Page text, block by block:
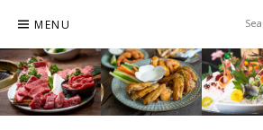
content
MENU